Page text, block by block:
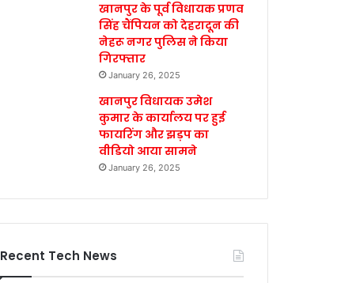
खानपुर के पूर्व विधायक प्रणव
सिंह चैंपियन को देहरादून की
नेहरू नगर पुलिस ने किया
गिरफ्तार
January 26, 2025
खानपुर विधायक उमेश
कुमार के कार्यालय पर हुई
फायरिंग और झड़प का
वीडियो आया सामने
January 26, 2025
Recent Tech News